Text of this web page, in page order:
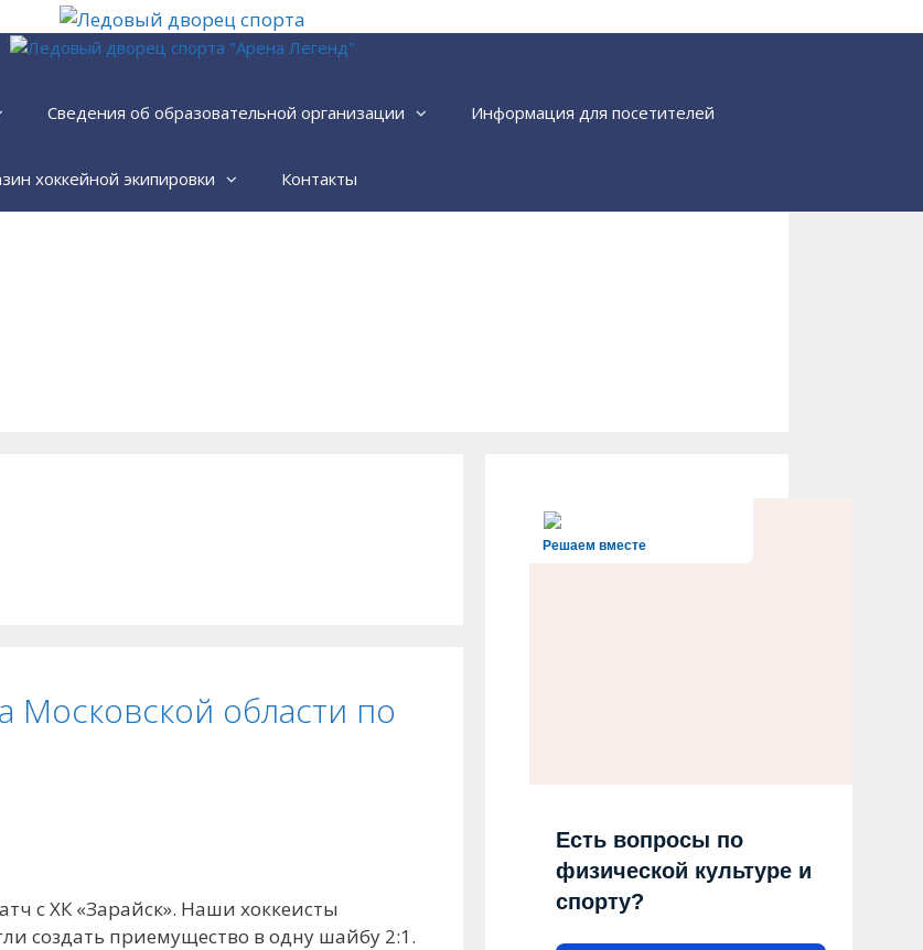
Сведения об образовательной организации Информация для посетителей
хоккейной экипировки
Контакты
Найти
Московской области по
с ХК «Зарайск». Наши хоккеисты
создать приемущество в одну шайбу 2:1.
Решаем вместе
Есть вопросы по
физической культуре и
спорту?